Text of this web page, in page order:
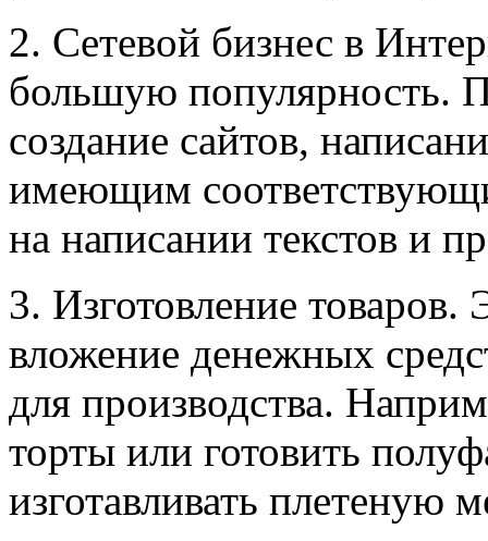
2. Сетевой бизнес в
большую популярность.
создание сайтов,
имеющим
на написании текстов и
3. Изготовление товаров.
вложение денежных
для производства.
торты или готовить
изготавливать плетеную